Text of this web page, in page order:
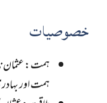
خصوصیات
ہمت: عثمان
ہمت اور